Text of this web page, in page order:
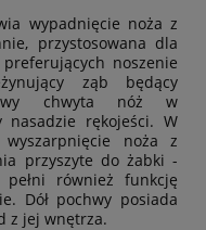
wypadnięcie noża z
przystosowana dla
noszenie
ząb będący
chwyta nóż w
nasadzie rękojeści. W
noża z
przyszyte do żabki -
również funkcję
Dół pochwy posiada
z jej wnętrza.